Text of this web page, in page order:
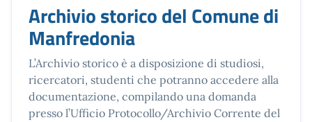
Archivio storico del Comune di
Manfredonia
L’Archivio storico è a disposizione di studiosi,
ricercatori, studenti che potranno accedere alla
documentazione, compilando una domanda
presso l’Ufficio Protocollo/Archivio Corrente del